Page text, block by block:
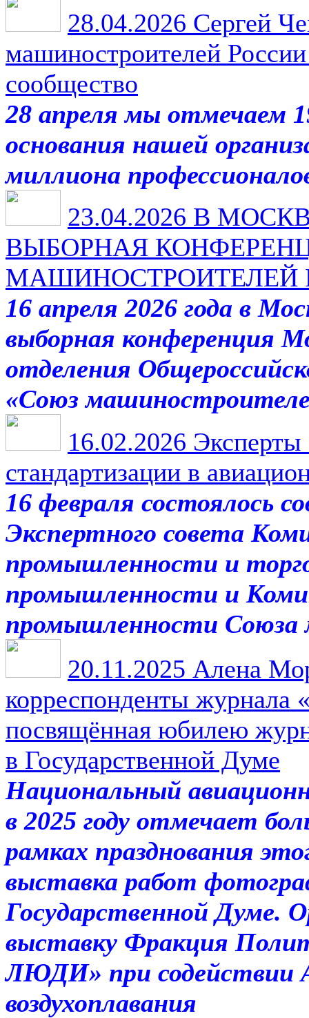
28.04.2026 Сергей
машиностроителей
сообщество
28 апреля мы отмечаем
основания нашей
миллиона
23.04.2026 В
ВЫБОРНАЯ
МАШИНОСТРОИТЕЛЕЙ
16 апреля 2026 года в
выборная конференция
отделения
«Союз
16.02.2026 Эксперты
стандартизации в
16 февраля состоялось
Экспертного совета
промышленности и
промышленности и
промышленности Союза
20.11.2025 Алена
корреспонденты журнала
посвящённая юбилею
в Государственной Думе
Национальный
в 2025 году отмечает
рамках празднования
выставка работ
Государственной Думе.
выставку Фракция
ЛЮДИ» при содействии
воздухоплавания